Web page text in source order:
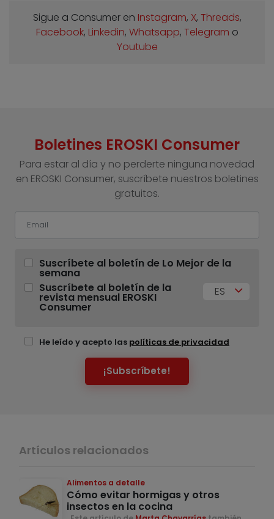
Sigue a Consumer en Instagram, X, Threads,
Facebook, Linkedin, Whatsapp, Telegram o
Youtube
Boletines EROSKI Consumer
Para estar al día y no perderte ninguna novedad
en EROSKI Consumer, suscríbete nuestros boletines
gratuitos.
Suscríbete al boletín de Lo Mejor de la
semana
Suscríbete al boletín de la
revista mensual EROSKI
Consumer
ES
He leído y acepto las políticas de privacidad
¡Subscríbete!
Artículos relacionados
Alimentos a detalle
Cómo evitar hormigas y otros
insectos en la cocina